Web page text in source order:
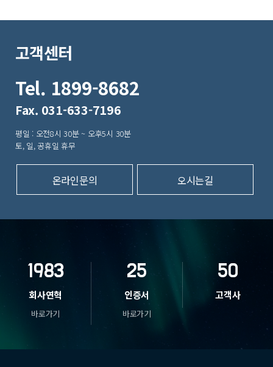
고객센터
Tel. 1899-8682
Fax. 031-633-7196
평일 : 오전8시 30분 ~ 오후5시 30분
토, 일, 공휴일 휴무
온라인문의 오시는길
1983
회사연혁
바로가기
25
인증서
바로가기
50
고객사